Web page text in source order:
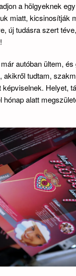
a hölgyeknek
miatt, kicsinosítják
új tudásra szert
autóban ültem,
akikről tudtam,
Helyet,
alatt